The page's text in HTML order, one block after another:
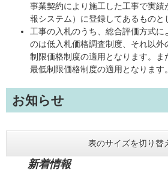
事業契約により施工した工事で実
報システム）に登録してあるものと
工事の入札のうち、総合評価方式に
のは低入札価格調査制度、それ以
制限価格制度の適用となります。ま
最低制限価格制度の適用となります。
お知らせ
表のサイズを切り替
新着情報